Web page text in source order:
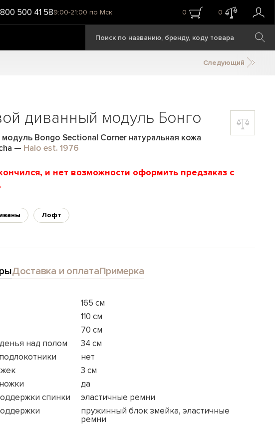
500 41 589:00-21:00 по Мск 0 0
Следующий
диванный модуль Бонго
Bongo Sectional Corner натуральная кожа
— Halo est. 1976
и нет возможности оформить предзаказ с
Лофт
Доставка и оплатаПримерка
165 см
110 см
70 см
над полом
34 см
нет
3 см
да
спинки
эластичные ремни
пружинный блок змейка, эластичные
ремни